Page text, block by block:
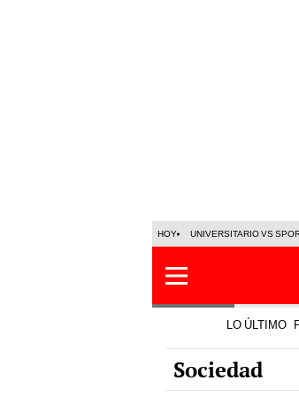
HOY UNIVERSITARIO VS
LO ÚLTIMO
Sociedad